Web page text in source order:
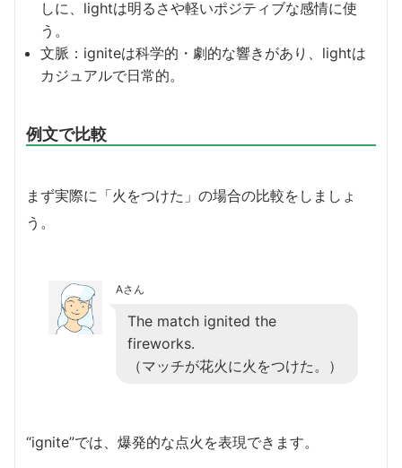
しに、lightは明るさや軽いポジティブな感情に使
う。
文脈：igniteは科学的・劇的な響きがあり、lightは
カジュアルで日常的。
例文で比較
まず実際に「火をつけた」の場合の比較をしましょ
う。
Aさん
The match ignited the
fireworks.
（マッチが花火に火をつけた。）
“ignite”では、爆発的な点火を表現できます。